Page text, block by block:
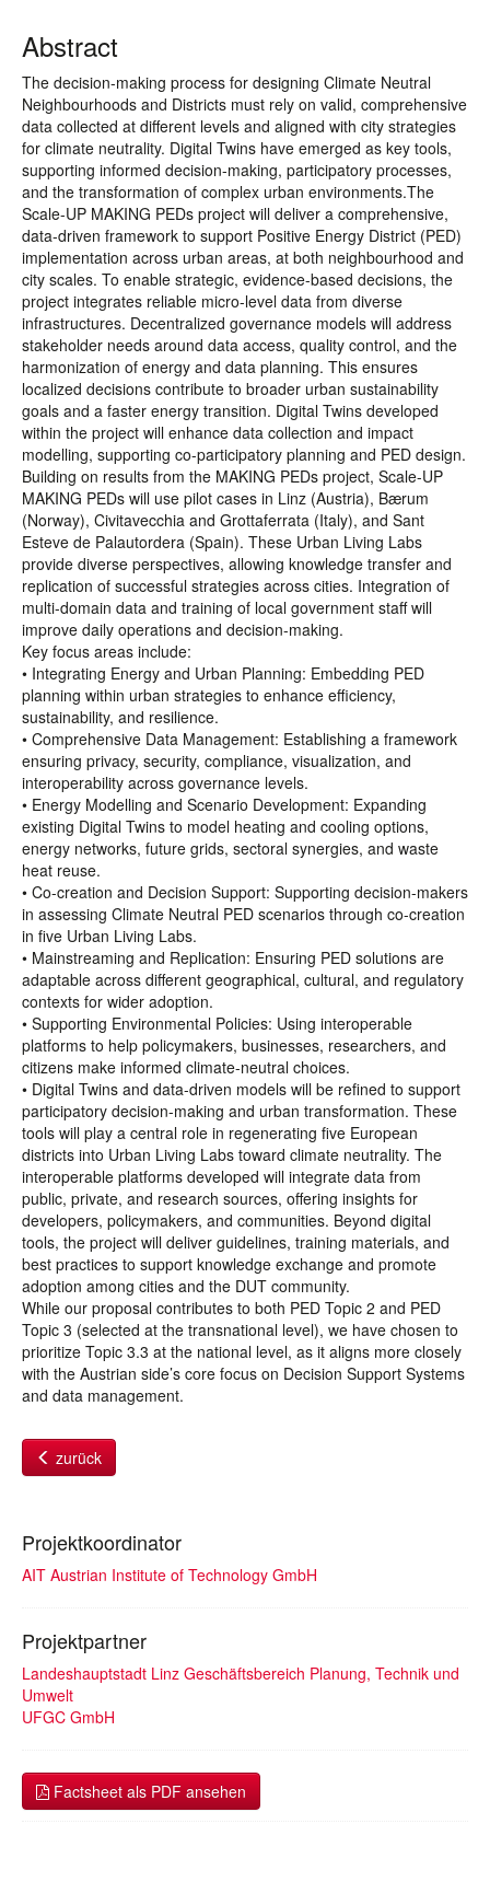
Abstract
The decision-making process for designing Climate Neutral
Neighbourhoods and Districts must rely on valid, comprehensive
data collected at different levels and aligned with city strategies
for climate neutrality. Digital Twins have emerged as key tools,
supporting informed decision-making, participatory processes,
and the transformation of complex urban environments.The
Scale-UP MAKING PEDs project will deliver a comprehensive,
data-driven framework to support Positive Energy District (PED)
implementation across urban areas, at both neighbourhood and
city scales. To enable strategic, evidence-based decisions, the
project integrates reliable micro-level data from diverse
infrastructures. Decentralized governance models will address
stakeholder needs around data access, quality control, and the
harmonization of energy and data planning. This ensures
localized decisions contribute to broader urban sustainability
goals and a faster energy transition. Digital Twins developed
within the project will enhance data collection and impact
modelling, supporting co-participatory planning and PED design.
Building on results from the MAKING PEDs project, Scale-UP
MAKING PEDs will use pilot cases in Linz (Austria), Bærum
(Norway), Civitavecchia and Grottaferrata (Italy), and Sant
Esteve de Palautordera (Spain). These Urban Living Labs
provide diverse perspectives, allowing knowledge transfer and
replication of successful strategies across cities. Integration of
multi-domain data and training of local government staff will
improve daily operations and decision-making.
Key focus areas include:
• Integrating Energy and Urban Planning: Embedding PED
planning within urban strategies to enhance efficiency,
sustainability, and resilience.
• Comprehensive Data Management: Establishing a framework
ensuring privacy, security, compliance, visualization, and
interoperability across governance levels.
• Energy Modelling and Scenario Development: Expanding
existing Digital Twins to model heating and cooling options,
energy networks, future grids, sectoral synergies, and waste
heat reuse.
• Co-creation and Decision Support: Supporting decision-makers
in assessing Climate Neutral PED scenarios through co-creation
in five Urban Living Labs.
• Mainstreaming and Replication: Ensuring PED solutions are
adaptable across different geographical, cultural, and regulatory
contexts for wider adoption.
• Supporting Environmental Policies: Using interoperable
platforms to help policymakers, businesses, researchers, and
citizens make informed climate-neutral choices.
• Digital Twins and data-driven models will be refined to support
participatory decision-making and urban transformation. These
tools will play a central role in regenerating five European
districts into Urban Living Labs toward climate neutrality. The
interoperable platforms developed will integrate data from
public, private, and research sources, offering insights for
developers, policymakers, and communities. Beyond digital
tools, the project will deliver guidelines, training materials, and
best practices to support knowledge exchange and promote
adoption among cities and the DUT community.
While our proposal contributes to both PED Topic 2 and PED
Topic 3 (selected at the transnational level), we have chosen to
prioritize Topic 3.3 at the national level, as it aligns more closely
with the Austrian side’s core focus on Decision Support Systems
and data management.
zurück
Projektkoordinator
AIT Austrian Institute of Technology GmbH
Projektpartner
Landeshauptstadt Linz Geschäftsbereich Planung, Technik und
Umwelt
UFGC GmbH
Factsheet als PDF ansehen